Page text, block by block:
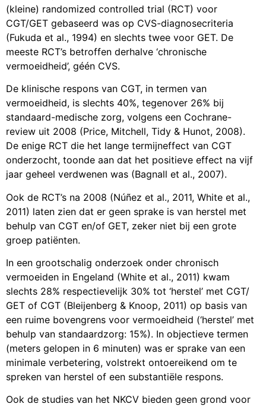
(kleine) randomized controlled trial (RCT) voor
CGT/GET gebaseerd was op CVS-diagnosecriteria
(Fukuda et al., 1994) en slechts twee voor GET. De
meeste RCT’s betroffen derhalve ‘chronische
vermoeidheid’, géén CVS.
De klinische respons van CGT, in termen van
vermoeidheid, is slechts 40%, tegenover 26% bij
standaard-medische zorg, volgens een Cochrane-
review uit 2008 (Price, Mitchell, Tidy & Hunot, 2008).
De enige RCT die het lange termijneffect van CGT
onderzocht, toonde aan dat het positieve effect na vijf
jaar geheel verdwenen was (Bagnall et al., 2007).
Ook de RCT’s na 2008 (Núñez et al., 2011, White et al.,
2011) laten zien dat er geen sprake is van herstel met
behulp van CGT en/of GET, zeker niet bij een grote
groep patiënten.
In een grootschalig onderzoek onder chronisch
vermoeiden in Engeland (White et al., 2011) kwam
slechts 28% respectievelijk 30% tot ‘herstel’ met CGT/
GET of CGT (Bleijenberg & Knoop, 2011) op basis van
een ruime bovengrens voor vermoeidheid (‘herstel’ met
behulp van standaardzorg: 15%). In objectieve termen
(meters gelopen in 6 minuten) was er sprake van een
minimale verbetering, volstrekt ontoereikend om te
spreken van herstel of een substantiële respons.
Ook de studies van het NKCV bieden geen grond voor